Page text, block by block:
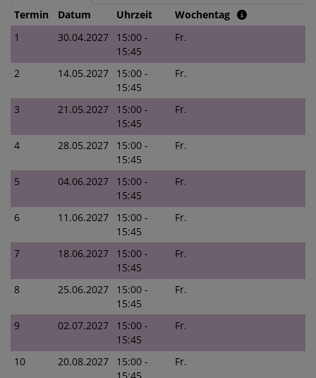
Termin
Datum Uhrzeit
Wochentag
1
30.04.2027
15:00 -
15:45
Fr.
2 14.05.2027
15:00 -
15:45
Fr.
3 21.05.2027
15:00 -
15:45
Fr.
4 28.05.2027
15:00 -
15:45
Fr.
5 04.06.2027
15:00 -
15:45
Fr.
6 11.06.2027
15:00 -
15:45
Fr.
7 18.06.2027
15:00 -
15:45
Fr.
8 25.06.2027
15:00 -
15:45
Fr.
9 02.07.2027
15:00 -
15:45
Fr.
10 20.08.2027
15:00 -
Fr.